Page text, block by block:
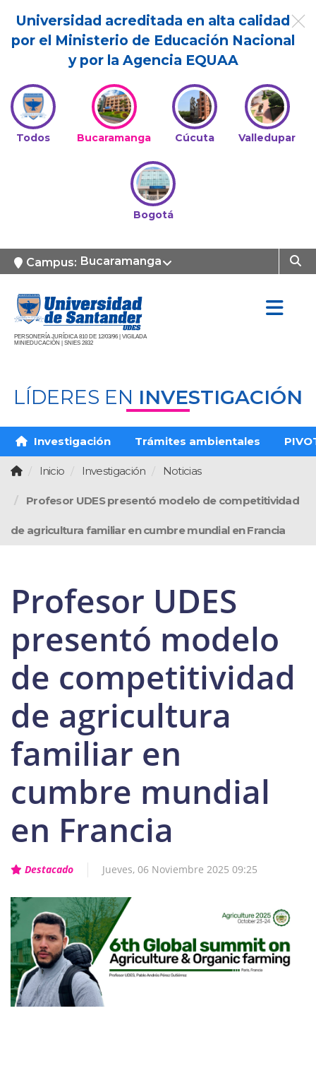
Universidad acreditada en alta calidad
por el Ministerio de Educación Nacional
y por la Agencia EQUAA
Todos Bucaramanga Cúcuta Valledupar
Bogotá
Campus: Bucaramanga
PERSONERÍA JURÍDICA 810 DE 12/03/96 | VIGILADA
MINIEDUCACIÓN | SNIES 2832
LÍDERES EN INVESTIGACIÓN
Investigación Trámites ambientales
Inicio Investigación Noticias
Profesor UDES presentó modelo de competitividad
de agricultura familiar en cumbre mundial en Francia
Profesor UDES
presentó modelo
de competitividad
de agricultura
familiar en
cumbre mundial
en Francia
Destacado Jueves, 06 Noviembre 2025 09:25